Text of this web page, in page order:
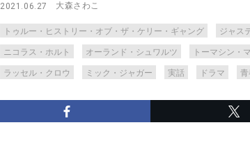
2021.06.27 大森さわこ
トゥルー・ヒストリー・オブ・ザ・ケリー・ギャング ジャス
ニコラス・ホルト オーランド・シュワルツ トーマシン・
ラッセル・クロウ ミック・ジャガー 実話 ドラマ 青